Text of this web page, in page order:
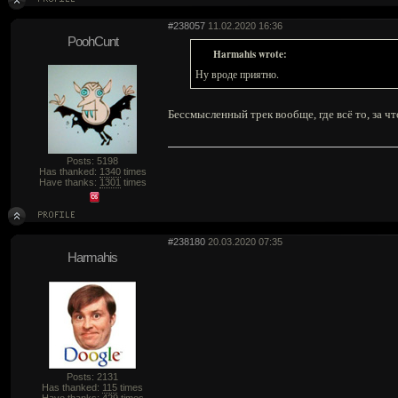
#238057 11.02.2020 16:36
PoohCunt
Posts: 5198
Has thanked: 1340times
Have thanks: 1301 times
Harmahis wrote:
Ну вроде приятно.
Бессмысленный трек вообще, где всё то, за
#238180 20.03.2020 07:35
Harmahis
Posts: 2131
Has thanked: 115 times